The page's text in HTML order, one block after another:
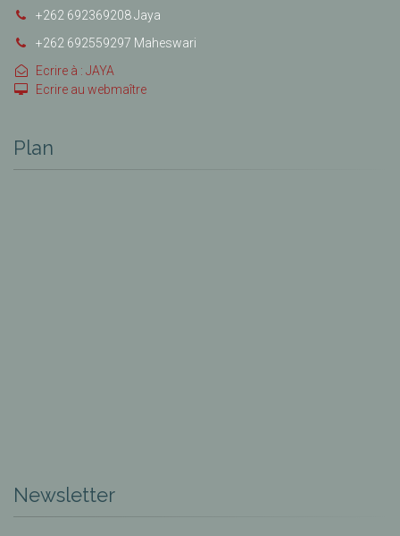
+262 692369208 Jaya
+262 692559297 Maheswari
Ecrire à : JAYA
Ecrire au webmaître
Plan
Newsletter